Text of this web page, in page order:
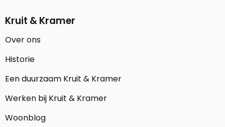
Kruit & Kramer
Over ons
Historie
Een duurzaam Kruit & Kramer
Werken bij Kruit & Kramer
Woonblog